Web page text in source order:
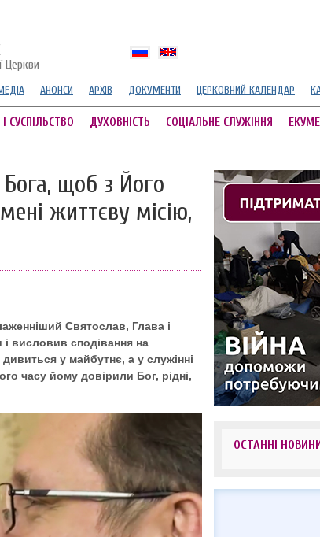
Церкви
АНОНСИ АРХІВ ДОКУМЕНТИ ЦЕРКОВНИЙ КАЛЕНДАР
СУСПІЛЬСТВО ДУХОВНІСТЬ СОЦІАЛЬНЕ СЛУЖІННЯ
щоб з Його
життєву місію,
Святослав, Глава і
висловив сподівання на
у майбутнє, а у служінні
часу йому довірили Бог, рідні,
ОСТАННІ